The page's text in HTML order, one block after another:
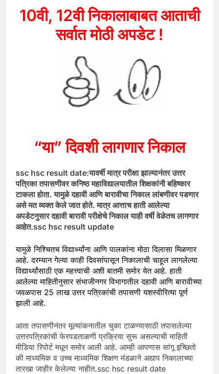
10वी, 12वी निकालाबाबत आताची
सर्वात मोठी अपडेट !
“या” दिवशी लागणार निकाल
ssc hsc result date:यावर्षी मात्र परीक्षा झाल्यानंतर उत्तर
पत्रिका तपासणीवर कनिष्ठ महाविद्यालयातील शिक्षकांनी बहिष्कार
टाकला होता. यामुळे दहावी आणि बारावीचा निकाल लांबणीवर पडणार
असे मत व्यक्त केले जात होते. मात्र आत्ताच हाती आलेल्या
अपडेटनुसार दहावी बारावी परीक्षेचे निकाल याही वर्षी वेळेतच लागणार
आहेत.ssc hsc result update
यामुळे निश्चितच विद्यार्थ्यांना आणि पालकांना मोठा दिलासा मिळणार
आहे. दरम्यान गेल्या काही दिवसांपासून निकालाची चाहूल लागलेल्या
विद्यार्थ्यांसाठी एक महत्त्वाची अशी बातमी समोर येत आहे. हाती
आलेल्या माहितीनुसार संभाजीनगर विभागातील दहावी आणि बारावीच्या
जवळपास 25 लाख उत्तर पत्रिकांची तपासणी यशस्वीरित्या पूर्ण
झाली आहे.
आता तपासणीनंतर मूल्यांकनातील चुका टाळण्यासाठी तपासलेल्या
उत्तरपत्रिकांची फेरपडताळणी प्रक्रिया सुरू असल्याची माहिती
मीडिया रिपोर्ट मधून समोर आली आहे. आम्ही आपणास सांगू इच्छितो
की माध्यमिक व उच्च माध्यमिक शिक्षण मंडळाने अद्याप निकालाच्या
तारखा जाहीर केलेल्या नाहीत.ssc hsc result date